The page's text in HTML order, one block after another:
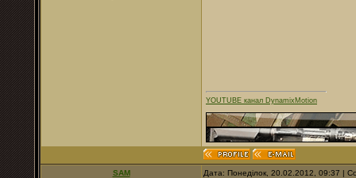
YOUTUBE канал DynamixMotion
SAM Дата: Понеділок, 20.02.2012, 09:37 |